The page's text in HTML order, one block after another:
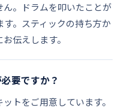
。ドラムを叩いたことが
。スティックの持ち方か
伝えします。
要ですか？
トをご用意しています。